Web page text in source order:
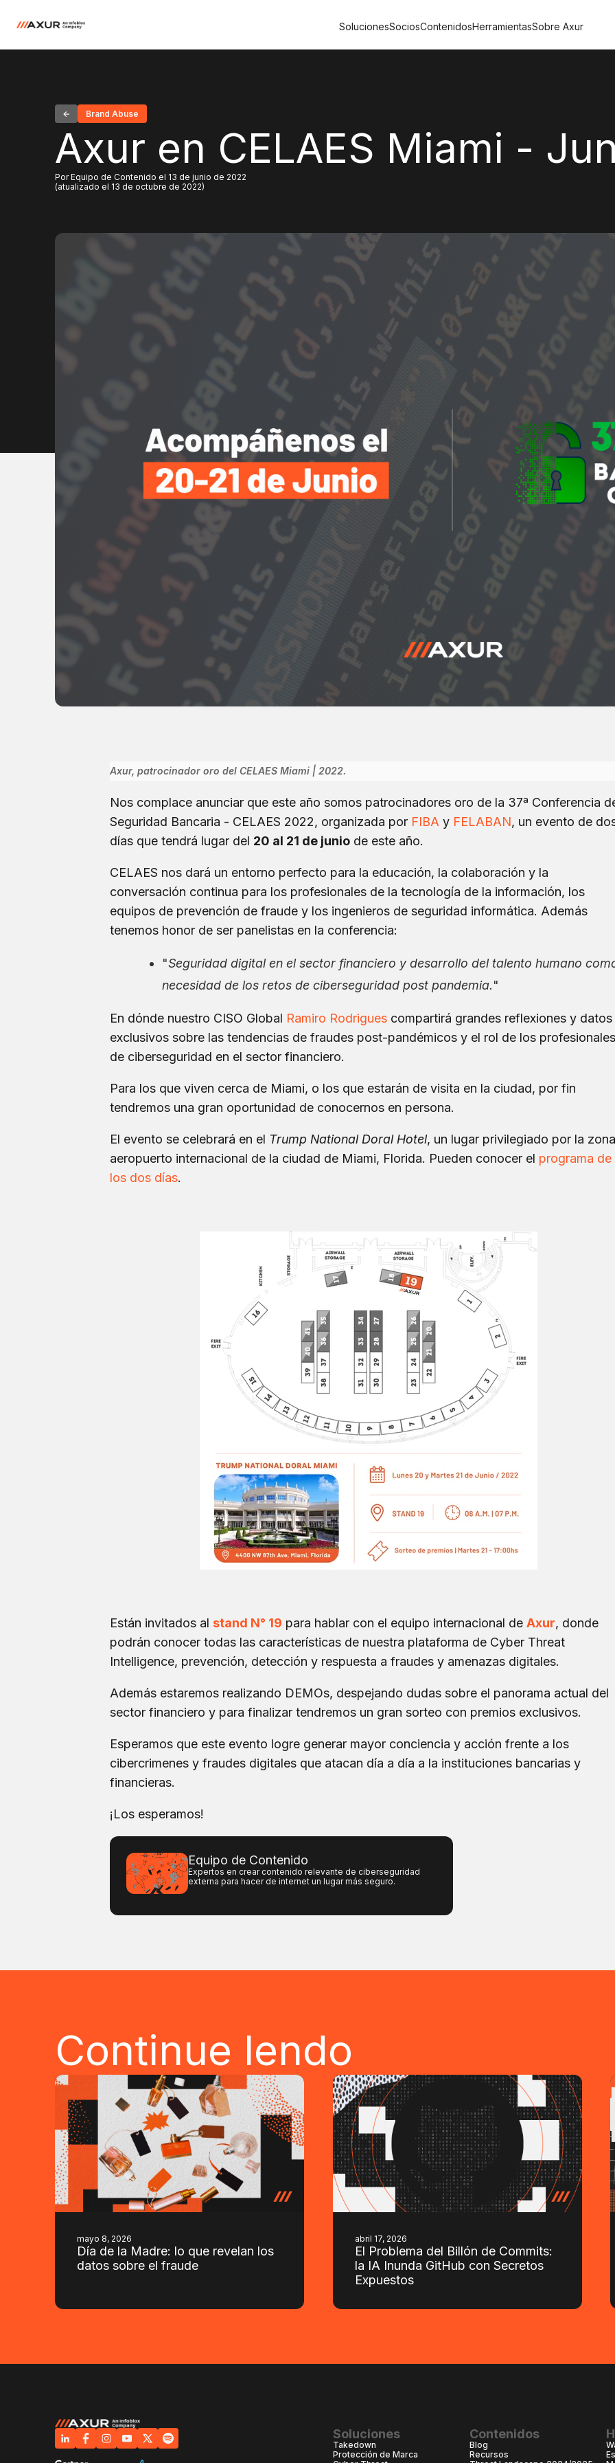
SolucionesSociosContenidosHerramientasSobre Axur
Brand Abuse
Axur en CELAES Miami -
Por Equipo de Contenido el 13 de junio de 2022
(atualizado el 13 de octubre de 2022)
Axur, patrocinador oro del CELAES Miami | 2022.
Nos complace anunciar que este año somos patrocinadores oro de la 37ª Conferencia
Seguridad Bancaria - CELAES 2022, organizada por FIBA y FELABAN, un evento de
días que tendrá lugar del 20 al 21 de junio de este año.
CELAES nos dará un entorno perfecto para la educación, la colaboración y la
conversación continua para los profesionales de la tecnología de la información, los
equipos de prevención de fraude y los ingenieros de seguridad informática. Además
tenemos honor de ser panelistas en la conferencia:
"Seguridad digital en el sector financiero y desarrollo del talento humano
necesidad de los retos de ciberseguridad post pandemia."
En dónde nuestro CISO Global Ramiro Rodrigues compartirá grandes reflexiones y datos
exclusivos sobre las tendencias de fraudes post-pandémicos y el rol de los profesionales
de ciberseguridad en el sector financiero.
Para los que viven cerca de Miami, o los que estarán de visita en la ciudad, por fin
tendremos una gran oportunidad de conocernos en persona.
El evento se celebrará en el Trump National Doral Hotel, un lugar privilegiado por la zona
aeropuerto internacional de la ciudad de Miami, Florida. Pueden conocer el programa de
los dos días.
Están invitados al stand N° 19 para hablar con el equipo internacional de Axur, donde
podrán conocer todas las características de nuestra plataforma de Cyber Threat
Intelligence, prevención, detección y respuesta a fraudes y amenazas digitales.
Además estaremos realizando DEMOs, despejando dudas sobre el panorama actual del
sector financiero y para finalizar tendremos un gran sorteo con premios exclusivos.
Esperamos que este evento logre generar mayor conciencia y acción frente a los
cibercrimenes y fraudes digitales que atacan día a día a la instituciones bancarias y
financieras.
¡Los esperamos!
Equipo de Contenido
Expertos en crear contenido relevante de ciberseguridad
externa para hacer de internet un lugar más seguro.
Continue lendo
mayo 8, 2026
Día de la Madre: lo que revelan los
datos sobre el fraude
abril 17, 2026
El Problema del Billón de Commits:
la IA Inunda GitHub con Secretos
Expuestos
Soluciones
Takedown
Protección de Marca
Contenidos
Blog
Recursos